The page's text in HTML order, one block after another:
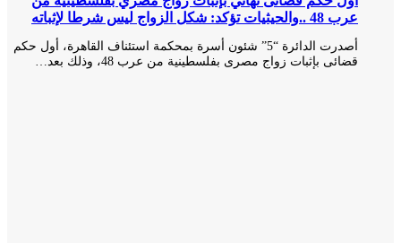
عرب 48 ..والحيثيات تؤكد: شكل الزواج ليس شرطا لإثباته
أصدرت الدائرة “5” شئون أسرة بمحكمة استئناف القاهرة، أول حكم
قضائى بإثبات زواج مصرى بفلسطينية من عرب 48، وذلك بعد…